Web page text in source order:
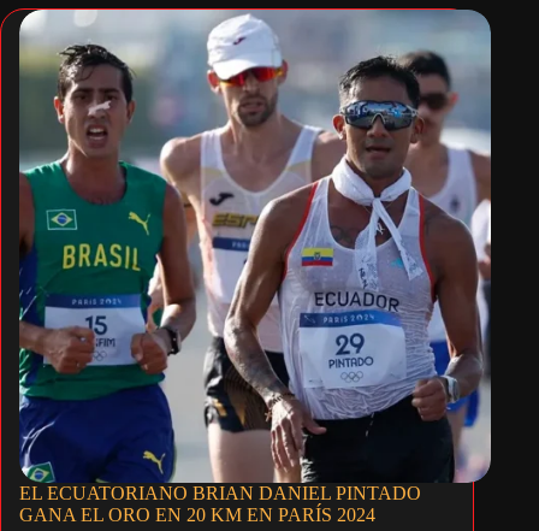
EL ECUATORIANO BRIAN DANIEL PINTADO
GANA EL ORO EN 20 KM EN PARÍS 2024